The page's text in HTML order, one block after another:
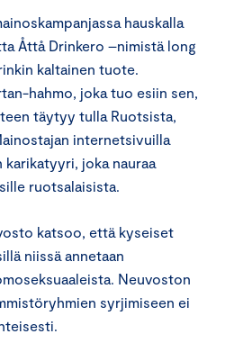
hauskalla
Åttå Drinkero –nimistä long
kaltainen tuote.
hahmo, joka tuo esiin sen,
täytyy tulla Ruotsista,
internetsivuilla
joka nauraa
ruotsalaisista.
katsoo, että kyseiset
niissä annetaan
Neuvoston
syrjimiseen ei